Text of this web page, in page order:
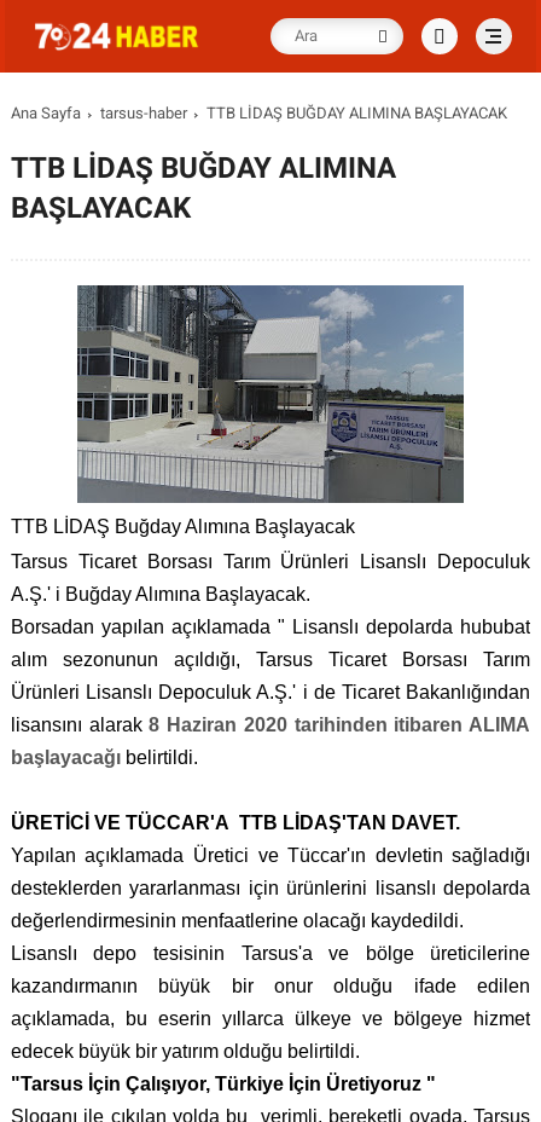
Ana Sayfa tarsus-haber TTB LİDAŞ BUĞDAY ALIMINA BAŞLAYACAK
TTB LİDAŞ BUĞDAY ALIMINA
BAŞLAYACAK
TTB LİDAŞ Buğday Alımına Başlayacak
Tarsus Ticaret Borsası Tarım Ürünleri Lisanslı Depoculuk
A.Ş.' i Buğday Alımına Başlayacak.
Borsadan yapılan açıklamada " Lisanslı depolarda hububat
alım sezonunun açıldığı, Tarsus Ticaret Borsası Tarım
Ürünleri Lisanslı Depoculuk A.Ş.' i de Ticaret Bakanlığından
lisansını alarak8 Haziran 2020 tarihinden itibaren ALIMA
başlayacağıbelirtildi.
ÜRETİCİ VE TÜCCAR'A TTB LİDAŞ'TAN DAVET.
Yapılan açıklamada Üretici ve Tüccar'ın devletin sağladığı
desteklerden yararlanması için ürünlerini lisanslı depolarda
değerlendirmesinin menfaatlerine olacağı kaydedildi.
Lisanslı depo tesisinin Tarsus'a ve bölge üreticilerine
kazandırmanın büyük bir onur olduğu ifade edilen
açıklamada, bu eserin yıllarca ülkeye ve bölgeye hizmet
edecek büyük bir yatırım olduğu belirtildi.
"Tarsus İçin Çalışıyor, Türkiye İçin Üretiyoruz "
Sloganı ile çıkılan yolda bu
verimli, bereketli ovada, Tarsus